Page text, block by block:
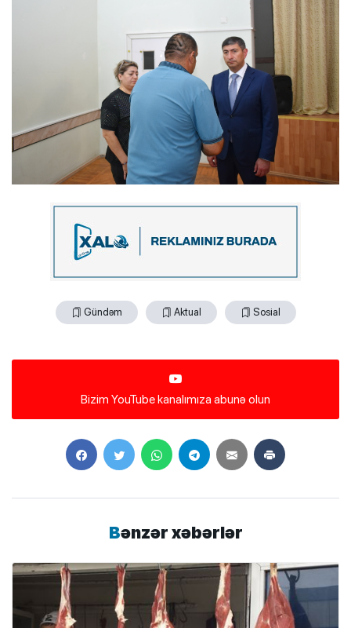
Gündəm Aktual Sosial
Bizim YouTube kanalımıza abunə olun
Bənzər xəbərlər